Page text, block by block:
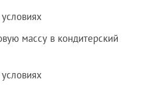
массу в кондитерский